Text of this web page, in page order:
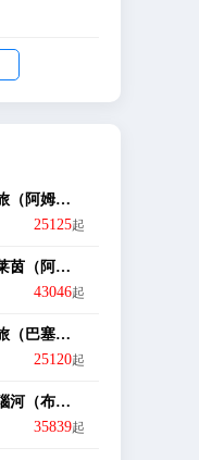
11日莱茵河魅力之旅（阿姆斯特丹出发）
25125起
14日意大利与魅力莱茵（阿姆斯特丹出发）
43046起
11日莱茵河魅力之旅（巴塞尔出发）
25120起
14日捷克与浪漫多瑙河（布拉格出发）
35839起